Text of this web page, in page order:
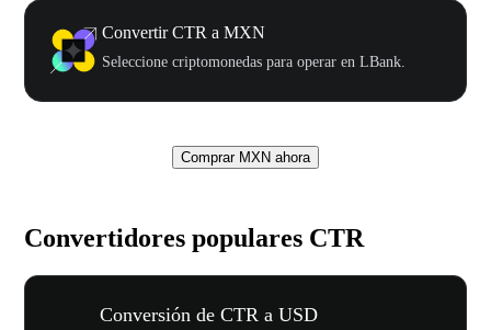
Convertir CTR a MXN
Seleccione criptomonedas para operar en LBank.
Comprar MXN ahora
Convertidores populares CTR
Conversión de CTR a USD